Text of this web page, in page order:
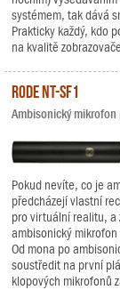
systémem, tak dává
Prakticky každý, kdo
na kvalitě
RODE NT-SF1
Ambisonický mikrofon
Pokud nevíte, co je
předcházejí vlastní
pro virtuální realitu, a
ambisonický
Od mona po
soustředit na první
klopových mikrofonů